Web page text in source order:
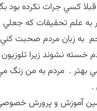
كسي جرات نكرده بود
به علم تحقيقات كه جعلي
به زبان مردم صحبت كني
بهتر . مردم به من زنگ
.
آموزش و پرورش